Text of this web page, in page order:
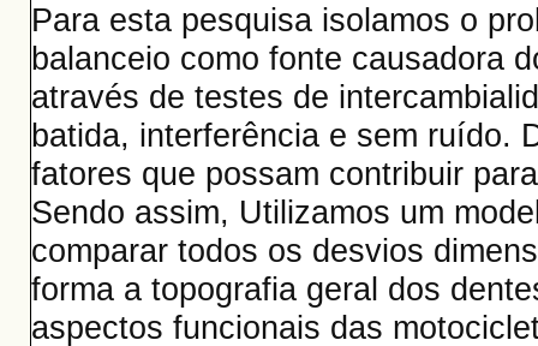
Para esta pesquisa isolamos o
balanceio como fonte causadora
através de testes de
batida, interferência e sem ruído.
fatores que possam contribuir
Sendo assim, Utilizamos um
comparar todos os desvios
forma a topografia geral dos
aspectos funcionais das